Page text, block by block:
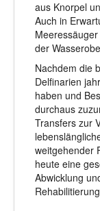
aus Knorpel
Auch in
der
Nachdem die
Delfinarien
haben und
durchaus
Transfers zur
weitgehender
heute eine
Abwicklung